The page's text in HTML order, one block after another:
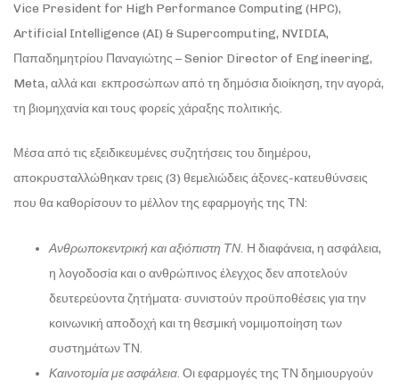
Vice President for High Performance Computing (HPC),
Artificial Intelligence (AI) & Supercomputing, NVIDIA,
Παπαδημητρίου Παναγιώτης – Senior Director of Engineering,
Meta, αλλά και εκπροσώπων από τη δημόσια διοίκηση, την αγορά,
τη βιομηχανία και τους φορείς χάραξης πολιτικής.
Μέσα από τις εξειδικευμένες συζητήσεις του διημέρου,
αποκρυσταλλώθηκαν τρεις (3) θεμελιώδεις άξονες-κατευθύνσεις
που θα καθορίσουν το μέλλον της εφαρμογής της ΤΝ:
Ανθρωποκεντρική και αξιόπιστη ΤΝ. Η διαφάνεια, η ασφάλεια,
η λογοδοσία και ο ανθρώπινος έλεγχος δεν αποτελούν
δευτερεύοντα ζητήματα· συνιστούν προϋποθέσεις για την
κοινωνική αποδοχή και τη θεσμική νομιμοποίηση των
συστημάτων ΤΝ.
Καινοτομία με ασφάλεια. Οι εφαρμογές της ΤΝ δημιουργούν